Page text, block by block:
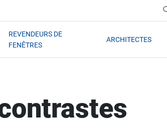
REVENDEURS DE
FENÊTRES
ARCHITECTES